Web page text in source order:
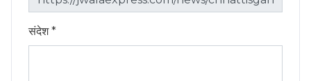
संदेश *